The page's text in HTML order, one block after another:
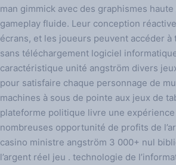
man gimmick avec des graphismes
gameplay fluide. Leur conception
écrans, et les joueurs peuvent accéder à
sans téléchargement logiciel
caractéristique unité angström divers
pour satisfaire chaque personnage de
machines à sous de pointe aux jeux de
plateforme politique livre une
nombreuses opportunité de profits de
casino ministre angström 3 000+ nul
l’argent réel jeu . technologie de